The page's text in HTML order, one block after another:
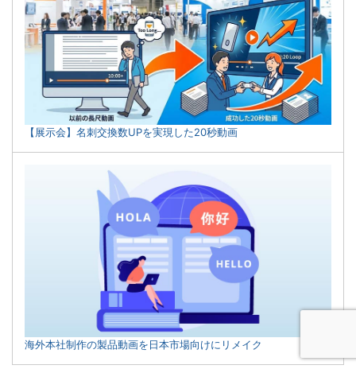
【展示会】名刺交換数UPを実現した20秒動画
海外本社制作の製品動画を日本市場向けにリメイク